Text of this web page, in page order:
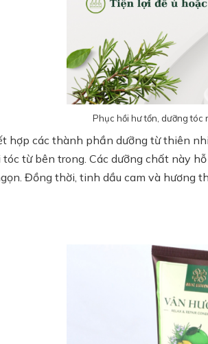
Phục hồi hư tổn, dưỡng tóc
hợp các thành phần dưỡng từ thiên
tóc từ bên trong. Các dưỡng chất này
Đồng thời, tinh dầu cam và hương